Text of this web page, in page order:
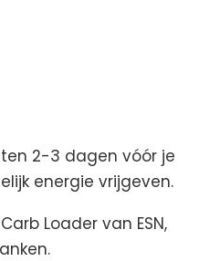
2-3 dagen vóór je
energie vrijgeven.
Loader van ESN,